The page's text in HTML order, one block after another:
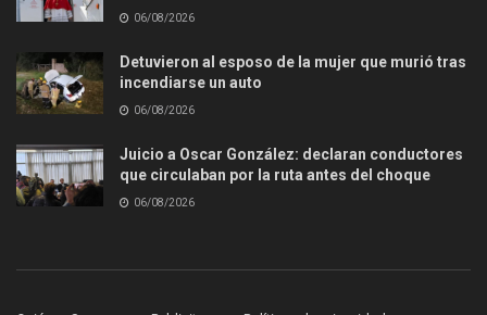
06/08/2026
Detuvieron al esposo de la mujer que murió tras
incendiarse un auto
06/08/2026
Juicio a Oscar González: declaran conductores
que circulaban por la ruta antes del choque
06/08/2026